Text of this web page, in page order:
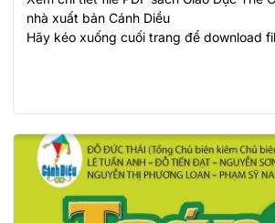
nhà xuất bản Cánh Diều
Hãy kéo xuống cuối trang để download